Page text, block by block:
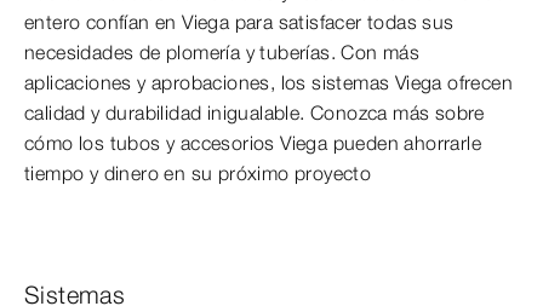
entero confían en Viega para satisfacer todas sus
necesidades de plomería y tuberías. Con más
aplicaciones y aprobaciones, los sistemas Viega ofrecen
calidad y durabilidad inigualable. Conozca más sobre
cómo los tubos y accesorios Viega pueden ahorrarle
tiempo y dinero en su próximo proyecto
Sistemas